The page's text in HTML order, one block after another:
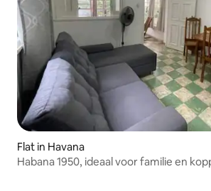
Flat in Havana
Habana 1950, ideaal voor familie en